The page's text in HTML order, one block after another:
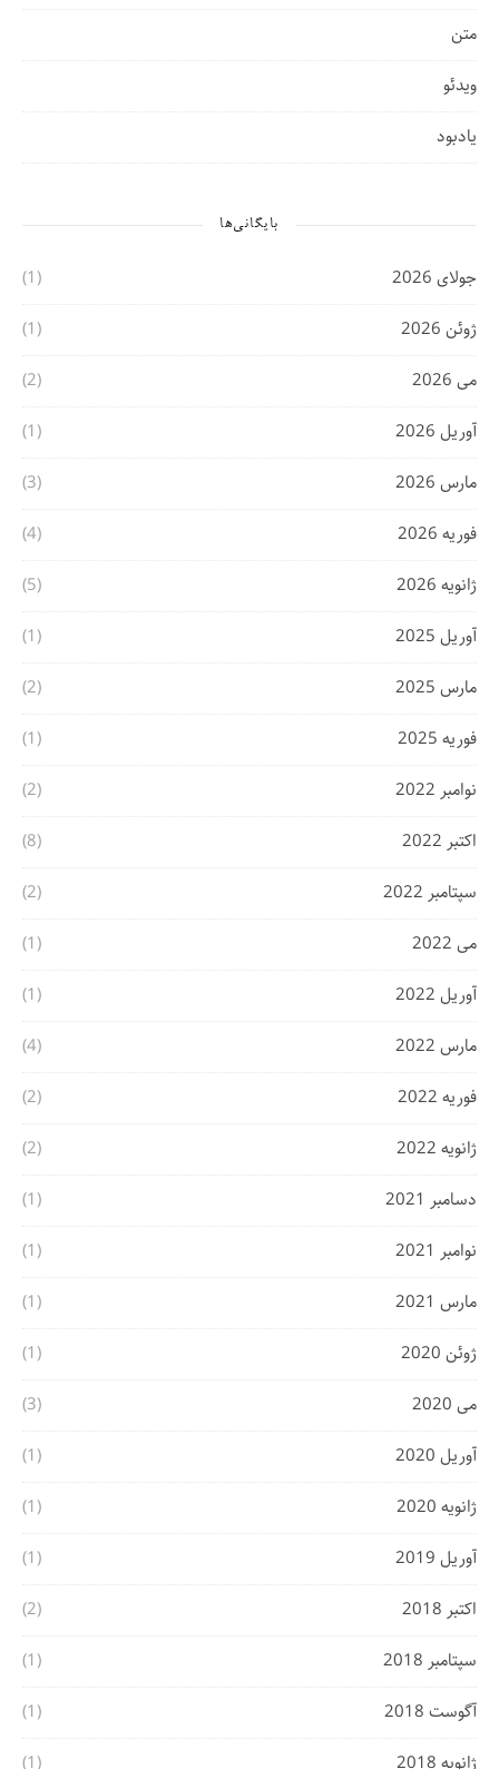
متن
ویدئو
یادبود
بایگانی‌ها
جولای 2026
(1)
ژوئن 2026
(1)
می 2026
(2)
آوریل 2026
(1)
مارس 2026
(3)
فوریه 2026
(4)
ژانویه 2026
(5)
آوریل 2025
(1)
مارس 2025
(2)
فوریه 2025
(1)
نوامبر 2022
(2)
اکتبر 2022
(8)
سپتامبر 2022
(2)
می 2022
(1)
آوریل 2022
(1)
مارس 2022
(4)
فوریه 2022
(2)
ژانویه 2022
(2)
دسامبر 2021
(1)
نوامبر 2021
(1)
مارس 2021
(1)
ژوئن 2020
(1)
می 2020
(3)
آوریل 2020
(1)
ژانویه 2020
(1)
آوریل 2019
(1)
اکتبر 2018
(2)
سپتامبر 2018
(1)
آگوست 2018
(1)